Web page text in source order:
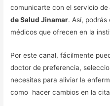
comunicarte con el servicio de
de Salud Jinamar. Así,
médicos que ofrecen en la
Por este canal, fácilmente
doctor de preferencia,
necesitas para aliviar la
como hacer cambios en la